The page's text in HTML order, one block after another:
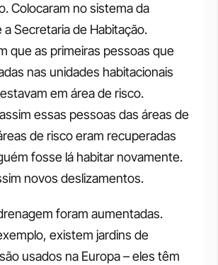
Colocaram no sistema da
a Secretaria de Habitação.
que as primeiras pessoas que
nas unidades habitacionais
em área de risco.
essas pessoas das áreas de
de risco eram recuperadas
fosse lá habitar novamente.
novos deslizamentos.
foram aumentadas.
existem jardins de
usados na Europa – eles têm